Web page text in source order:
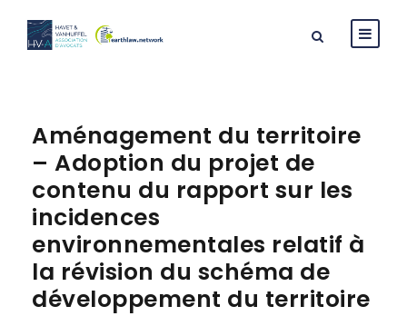
Aménagement du territoire
– Adoption du projet de
contenu du rapport sur les
incidences
environnementales relatif à
la révision du schéma de
développement du territoire